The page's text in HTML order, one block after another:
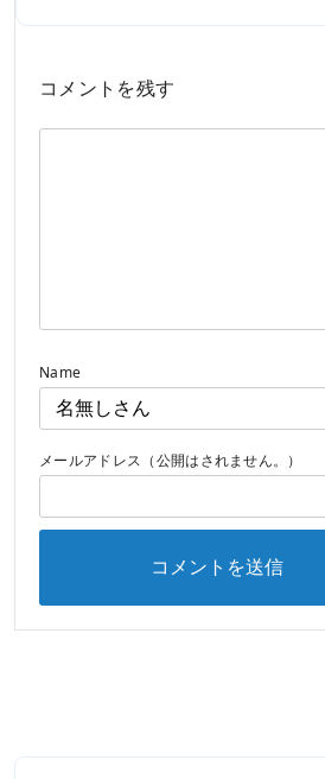
コメントを残す
Name
メールアドレス（公開はされません。）